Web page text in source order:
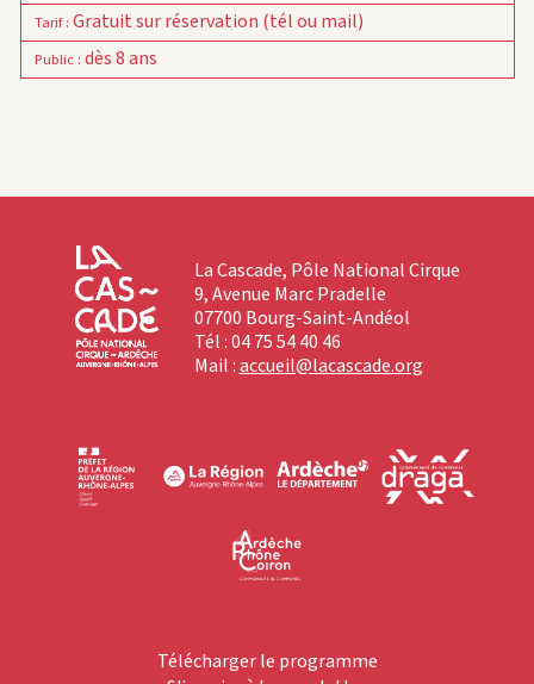
Tarif: Gratuit sur réservation (tél ou mail)
Public: dès 8 ans
La Cascade, Pôle National Cirque
9, Avenue Marc Pradelle
07700 Bourg-Saint-Andéol
Tél : 04 75 54 40 46
Mail :accueil@lacascade.org
Télécharger le programme